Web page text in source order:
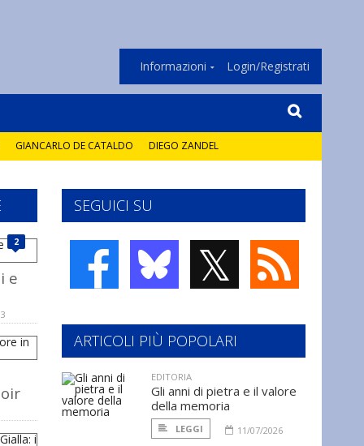
Informazioni Login/Registrati
GIANCARLO DE CATALDO DIEGO ZANDEL
SEGUICI SU
𝕏
2
e
ARTICOLI PIÙ POPOLARI
EDITORIA
Gli anni di pietra e il valore
della memoria
LEGGI 11/07/2026